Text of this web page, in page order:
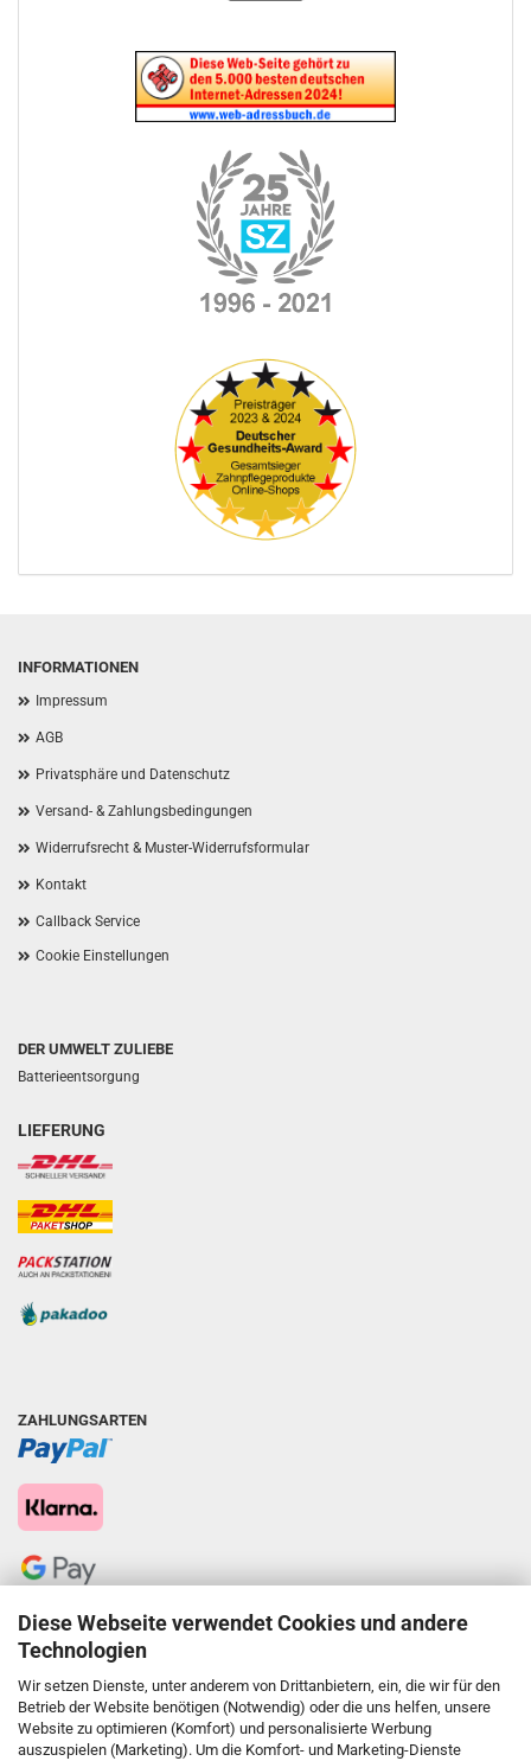
Diese Webseite verwendet Cookies und andere
Technologien
Wir setzen Dienste, unter anderem von Drittanbietern, ein, die wir für den
Betrieb der Website benötigen (Notwendig) oder die uns helfen, unsere
Website zu optimieren (Komfort) und personalisierte Werbung
auszuspielen (Marketing). Um die Komfort- und Marketing-Dienste
INFORMATIONEN
Impressum
AGB
Privatsphäre und Datenschutz
Versand- & Zahlungsbedingungen
Widerrufsrecht & Muster-Widerrufsformular
Kontakt
Callback Service
Cookie Einstellungen
DER UMWELT ZULIEBE
Batterieentsorgung
LIEFERUNG
ZAHLUNGSARTEN